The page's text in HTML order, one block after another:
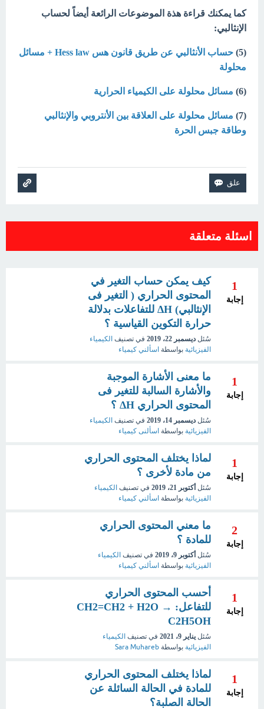
كما يمكنك قراءة هذة الموضوعات الرائعة أيضاً لحساب
الإنثالبي:
(5)
حساب الأنثالبي عن طريق قانون هس Hess law + مسائل
محلولة
(6) مسائل محلولة على الكيمياء الحرارية
(7)
مسائل محلولة على العلاقة بين الأنتروبي والإنثالبي
وطاقة جبس الحرة
اسئلة متعلقة
1
إجابة
كيف يمكن حساب التغير في
المحتوى الحراري ( التغير فى
الإنثالبي) ΔH للتفاعلات بدلالة
حرارة التكوين القياسية ؟
سُئل ديسمبر 22، 2019 في تصنيف الكيمياء
الفيزيائية بواسطة اسألني كيمياء
1
إجابة
ما معنى الأشارة الموجبة
والأشارة السالبة للتغير فى
المحتوى الحراري ΔH ؟
سُئل ديسمبر 14، 2019 في تصنيف الكيمياء
الفيزيائية بواسطة اسألنى كيمياء
1
إجابة
لماذا يختلف المحتوى الحراري
من مادة لأخرى ؟
سُئل أكتوبر 21، 2019 في تصنيف الكيمياء
الفيزيائية بواسطة اسألني كيمياء
2
إجابة
ما معني المحتوى الحراري
للمادة ؟
سُئل أكتوبر 9، 2019 في تصنيف الكيمياء
الفيزيائية بواسطة اسألني كيمياء
1
إجابة
أحسب المحتوى الحراري
للتفاعل: CH2=CH2 + H2O →
C2H5OH
سُئل يناير 9، 2021 في تصنيف الكيمياء
الفيزيائية بواسطة Sara Muhareb
1
إجابة
لماذا يختلف المحتوى الحراري
للمادة في الحالة السائلة عن
الحالة الصلبة؟